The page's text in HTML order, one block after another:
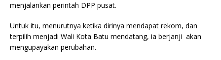
menjalankan perintah DPP pusat.
Untuk itu, menurutnya ketika dirinya mendapat rekom, dan
terpilih menjadi Wali Kota Batu mendatang, ia berjanji akan
mengupayakan perubahan.